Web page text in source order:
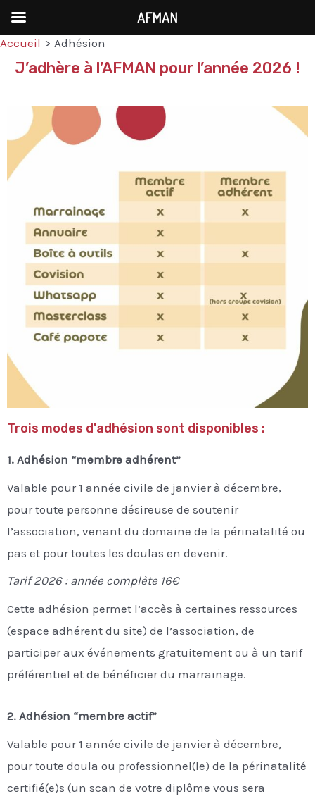
Accueil Adhésion
J’adhère à l’AFMAN pour l’année 2026 !
Trois modes d'adhésion sont disponibles :
1. Adhésion “membre adhérent”
Valable pour 1 année civile de janvier à décembre,
pour toute personne désireuse de soutenir
l’association, venant du domaine de la périnatalité ou
pas et pour toutes les doulas en devenir.
Tarif 2026 : année complète 16€
Cette adhésion permet l’accès à certaines ressources
(espace adhérent du site) de l’association, de
participer aux événements gratuitement ou à un tarif
préférentiel et de bénéficier du marrainage.
2. Adhésion “membre actif”
Valable pour 1 année civile de janvier à décembre,
pour toute doula ou professionnel(le) de la périnatalité
certifié(e)s (un scan de votre diplôme vous sera
AFMAN